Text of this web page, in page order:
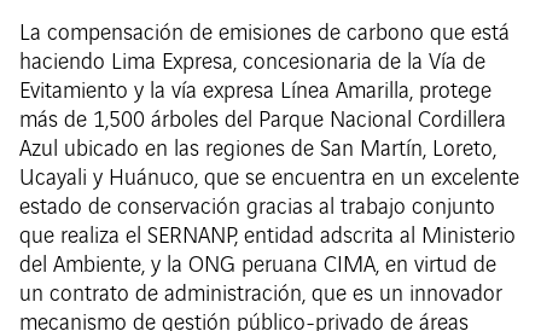
La compensación de emisiones de carbono que está
haciendo Lima Expresa, concesionaria de la Vía de
Evitamiento y la vía expresa Línea Amarilla, protege
más de 1,500 árboles del Parque Nacional Cordillera
Azul ubicado en las regiones de San Martín, Loreto,
Ucayali y Huánuco, que se encuentra en un excelente
estado de conservación gracias al trabajo conjunto
que realiza el SERNANP, entidad adscrita al Ministerio
del Ambiente, y la ONG peruana CIMA, en virtud de
un contrato de administración, que es un innovador
mecanismo de gestión público-privado de áreas